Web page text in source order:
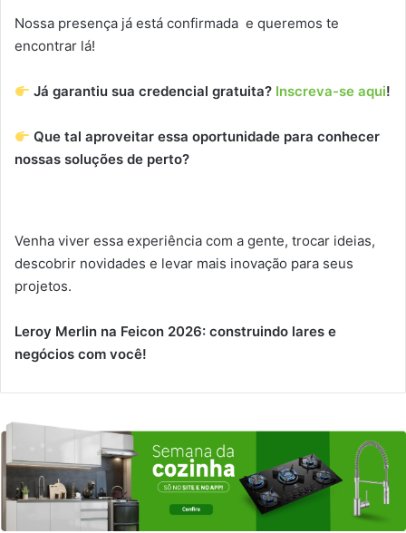
Nossa presença já está confirmada e queremos te
encontrar lá!
Já garantiu sua credencial gratuita? Inscreva-se aqui!
Que tal aproveitar essa oportunidade para conhecer
nossas soluções de perto?
Venha viver essa experiência com a gente, trocar ideias,
descobrir novidades e levar mais inovação para seus
projetos.
Leroy Merlin na Feicon 2026: construindo lares e
negócios com você!